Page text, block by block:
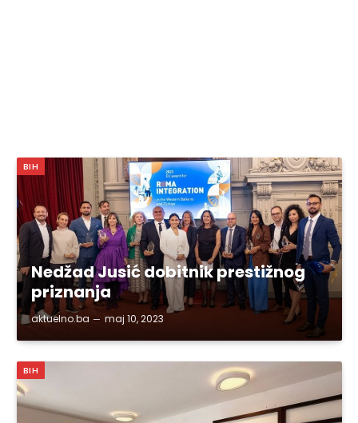
BIH
Nedžad Jusić dobitnik prestižnog
priznanja
aktuelno.ba maj 10, 2023
BIH